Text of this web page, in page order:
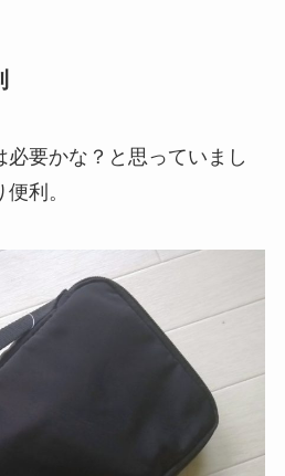
要かな？と思っていまし
利。